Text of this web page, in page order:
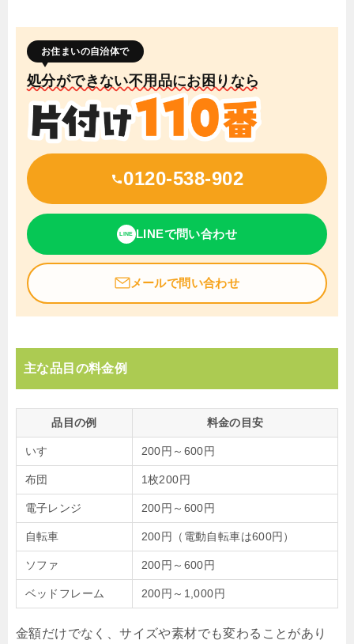
お住まいの自治体で
処分ができない不用品にお困りなら
0120-538-902
LINE LINEで問い合わせ
メールで問い合わせ
主な品目の料金例
品目の例 料金の目安
いす 200円～600円
布団 1枚200円
電子レンジ 200円～600円
自転車 200円（電動自転車は600円）
ソファ 200円～600円
ベッドフレーム 200円～1,000円
金額だけでなく、サイズや素材でも変わることがあり